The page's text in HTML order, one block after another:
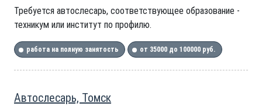
Требуется автослесарь, соответствующее образование -
техникум или институт по профилю.
работа на полную занятость от 35000 до 100000 руб.
Автослесарь, Томск